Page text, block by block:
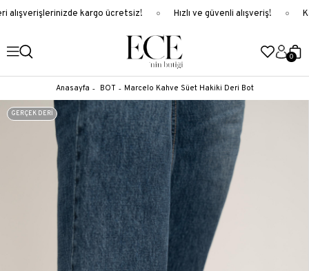
alışverişlerinizde kargo ücretsiz! Hızlı ve güvenli alışveriş!
0
Anasayfa BOT Marcelo Kahve Süet Hakiki Deri Bot
GERÇEK DERİ